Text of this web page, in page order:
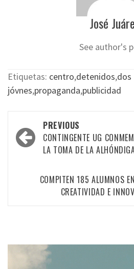
José
See author's
Etiquetas: centro,detenidos,dos
jóvnes,propaganda,publicidad
Post
navigation
PREVIOUS
CONTINGENTE UG
LA TOMA DE LA
COMPITEN 185 ALUMNOS
CREATIVIDAD E